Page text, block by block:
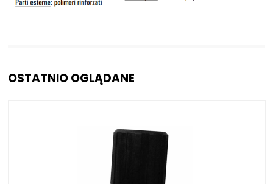
OSTATNIO OGLĄDANE